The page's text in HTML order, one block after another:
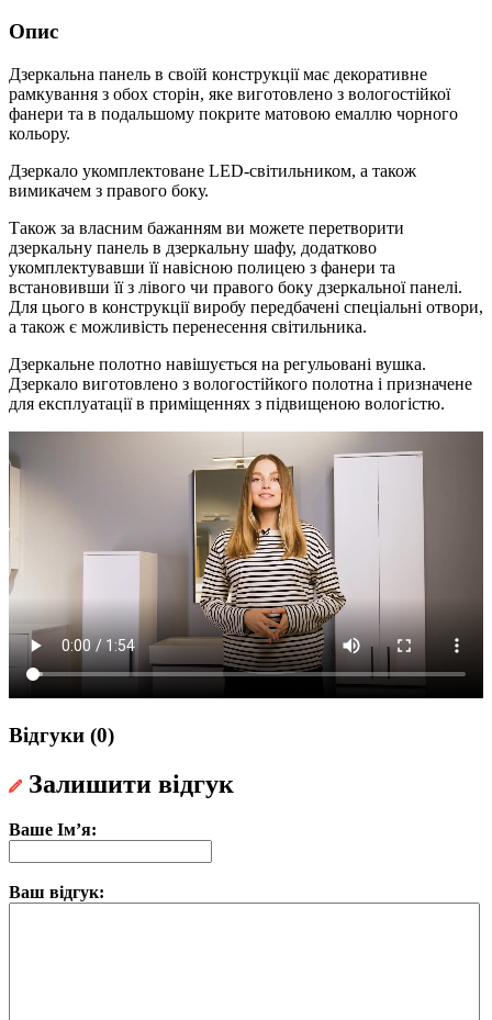
Опис
Дзеркальна панель в своїй конструкції має декоративне
рамкування з обох сторін, яке виготовлено з вологостійкої
фанери та в подальшому покрите матовою емаллю чорного
кольору.
Дзеркало укомплектоване LED-світильником, а також
вимикачем з правого боку.
Також за власним бажанням ви можете перетворити
дзеркальну панель в дзеркальну шафу, додатково
укомплектувавши її навісною полицею з фанери та
встановивши її з лівого чи правого боку дзеркальної панелі.
Для цього в конструкції виробу передбачені спеціальні отвори,
а також є можливість перенесення світильника.
Дзеркальне полотно навішується на регульовані вушка.
Дзеркало виготовлено з вологостійкого полотна і призначене
для експлуатації в приміщеннях з підвищеною вологістю.
Відгуки (0)
Залишити відгук
Ваше Ім’я:
Ваш відгук: